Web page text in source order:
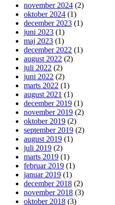
november 2024 (2)
oktober 2024 (1)
december 2023 (1)
juni 2023 (1)
maj 2023 (1)
december 2022 (1)
august 2022 (2)
juli 2022 (2)
juni 2022 (2)
marts 2022 (1)
august 2021 (1)
december 2019 (1)
november 2019 (2)
oktober 2019 (2)
september 2019 (2)
august 2019 (1)
juli 2019 (2)
marts 2019 (1)
februar 2019 (1)
januar 2019 (1)
december 2018 (2)
november 2018 (3)
oktober 2018 (3)